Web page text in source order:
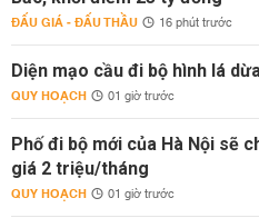
ĐẤU GIÁ - ĐẤU THẦU 16 phút trước
Diện mạo cầu đi bộ hình lá
QUY HOẠCH 01 giờ trước
Phố đi bộ mới của Hà Nội sẽ
giá 2 triệu/tháng
QUY HOẠCH 01 giờ trước